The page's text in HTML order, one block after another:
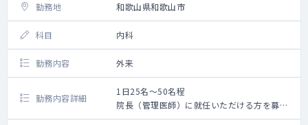
勤務地 和歌山県和歌山市
科目 内科
勤務内容 外来
勤務内容詳細
1日25名～50名程
院長（管理医師）に就任いただける方を募集
しています。